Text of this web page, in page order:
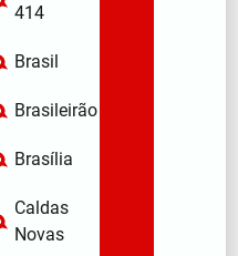
414
Brasil
Brasileirão
Brasília
Caldas
Novas